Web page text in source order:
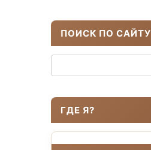
ПОИСК ПО САЙТУ
ГДЕ Я?